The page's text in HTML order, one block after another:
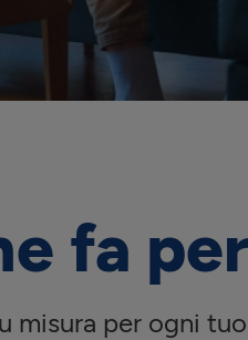
fa
misura per ogni